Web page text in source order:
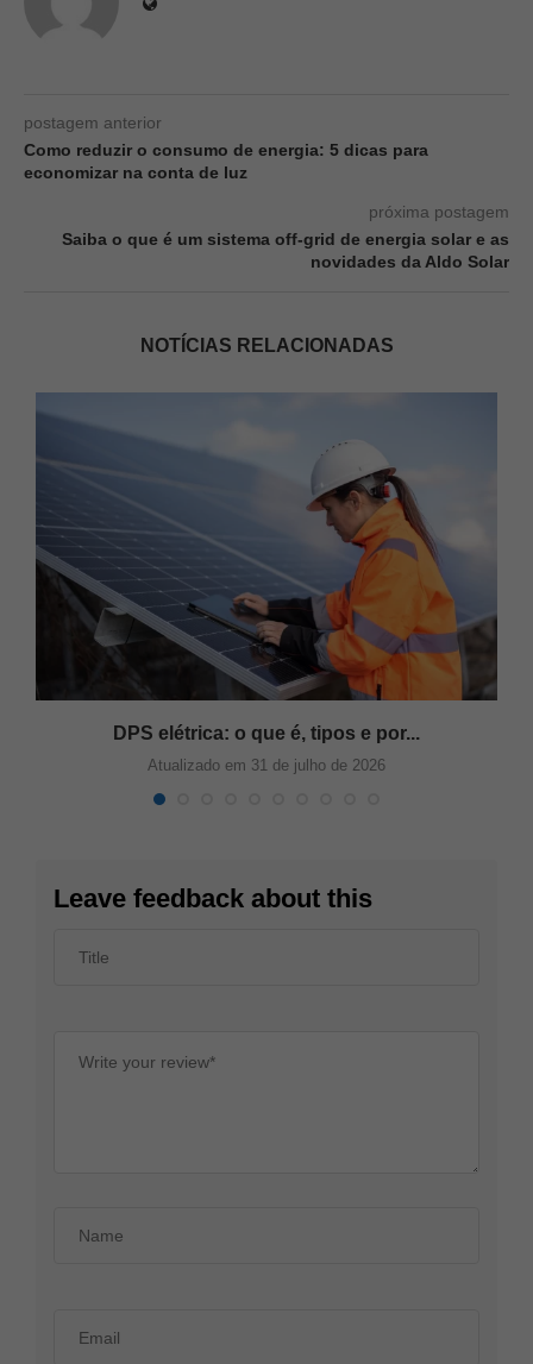
postagem anterior
Como reduzir o consumo de energia: 5 dicas para
economizar na conta de luz
próxima postagem
Saiba o que é um sistema off-grid de energia solar e as
novidades da Aldo Solar
NOTÍCIAS RELACIONADAS
DPS elétrica: o que é, tipos e por...
Atualizado em 31 de julho de 2026
Leave feedback about this